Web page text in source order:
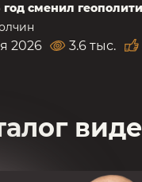
год сменил
2026 3.6 тыс.